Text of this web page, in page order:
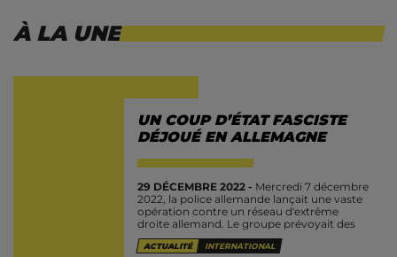
À LA UNE
UN COUP D’ÉTAT FASCISTE
DÉJOUÉ EN ALLEMAGNE
29 DÉCEMBRE 2022 - Mercredi 7 décembre
2022, la police allemande lançait une vaste
opération contre un réseau d'extrême
droite allemand. Le groupe prévoyait des
attentats contre des institutions
allemandes, dont une qui avait...
ACTUALITÉ INTERNATIONAL